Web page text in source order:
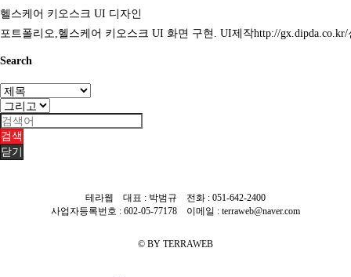
헬스케어 키오스크 UI 디자인
포트폴리오,헬스케어 키오스크 UI 화면 구현. UI제작http://
Search
검색
닫기
테라웹 대표 : 박범규 전화 : 051-642-2400
사업자등록번호 : 602-05-77178 이메일 : terraweb@naver.com
© BY TERRAWEB